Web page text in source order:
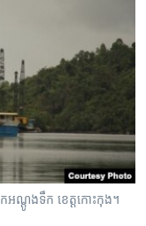
អណ្តូង​ទឹក ខេត្ត​កោះកុង។